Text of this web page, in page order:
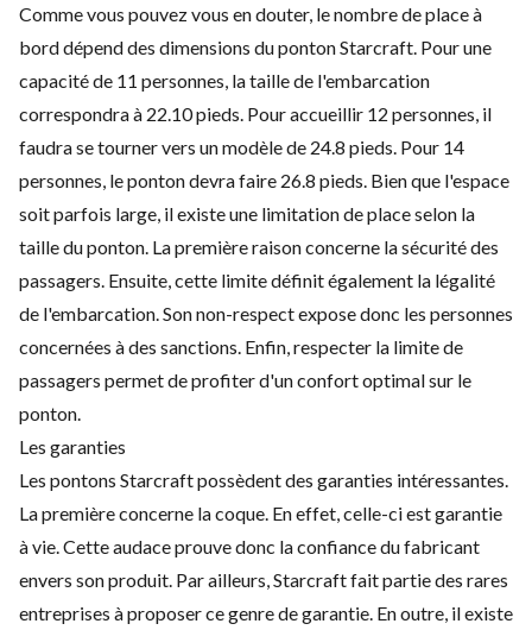
Comme vous pouvez vous en douter, le nombre de place à
bord dépend des dimensions du ponton Starcraft. Pour une
capacité de 11 personnes, la taille de l'embarcation
correspondra à 22.10 pieds. Pour accueillir 12 personnes, il
faudra se tourner vers un modèle de 24.8 pieds. Pour 14
personnes, le ponton devra faire 26.8 pieds. Bien que l'espace
soit parfois large, il existe une limitation de place selon la
taille du ponton. La première raison concerne la sécurité des
passagers. Ensuite, cette limite définit également la légalité
de l'embarcation. Son non-respect expose donc les personnes
concernées à des sanctions. Enfin, respecter la limite de
passagers permet de profiter d'un confort optimal sur le
ponton.
Les garanties
Les pontons Starcraft possèdent des garanties intéressantes.
La première concerne la coque. En effet, celle-ci est garantie
à vie. Cette audace prouve donc la confiance du fabricant
envers son produit. Par ailleurs, Starcraft fait partie des rares
entreprises à proposer ce genre de garantie. En outre, il existe